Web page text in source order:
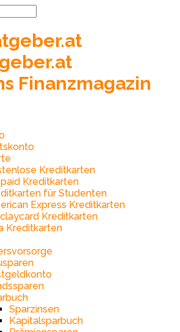
Finanzmagazin
Kreditkarten
Kreditkarten
für Studenten
Express Kreditkarten
Kreditkarten
Kreditkarten
Sparzinsen
Kapitalsparbuch